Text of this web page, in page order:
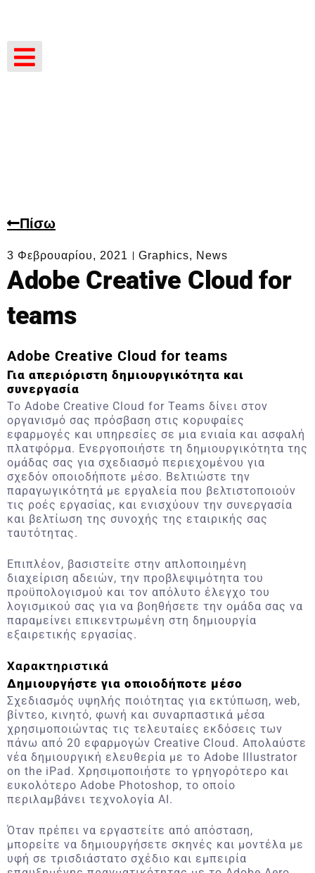
Πίσω
3 Φεβρουαρίου, 2021 Graphics, News
Adobe Creative Cloud for
teams
Adobe Creative Cloud for teams
Για απεριόριστη δημιουργικότητα και
συνεργασία
Το Adobe Creative Cloud for Teams δίνει στον
οργανισμό σας πρόσβαση στις κορυφαίες
εφαρμογές και υπηρεσίες σε μια ενιαία και ασφαλή
πλατφόρμα. Ενεργοποιήστε τη δημιουργικότητα της
ομάδας σας για σχεδιασμό περιεχομένου για
σχεδόν οποιοδήποτε μέσο. Βελτιώστε την
παραγωγικότητά με εργαλεία που βελτιστοποιούν
τις ροές εργασίας, και ενισχύουν την συνεργασία
και βελτίωση της συνοχής της εταιρικής σας
ταυτότητας.
Επιπλέον, βασιστείτε στην απλοποιημένη
διαχείριση αδειών, την προβλεψιμότητα του
προϋπολογισμού και τον απόλυτο έλεγχο του
λογισμικού σας για να βοηθήσετε την ομάδα σας να
παραμείνει επικεντρωμένη στη δημιουργία
εξαιρετικής εργασίας.
Χαρακτηριστικά
Δημιουργήστε για οποιοδήποτε μέσο
Σχεδιασμός υψηλής ποιότητας για εκτύπωση, web,
βίντεο, κινητό, φωνή και συναρπαστικά μέσα
χρησιμοποιώντας τις τελευταίες εκδόσεις των
πάνω από 20 εφαρμογών Creative Cloud. Απολαύστε
νέα δημιουργική ελευθερία με το Adobe Illustrator
on the iPad. Χρησιμοποιήστε το γρηγορότερο και
ευκολότερο Adobe Photoshop, το οποίο
περιλαμβάνει τεχνολογία AI.
Όταν πρέπει να εργαστείτε από απόσταση,
μπορείτε να δημιουργήσετε σκηνές και μοντέλα με
υφή σε τρισδιάστατο σχέδιο και εμπειρία